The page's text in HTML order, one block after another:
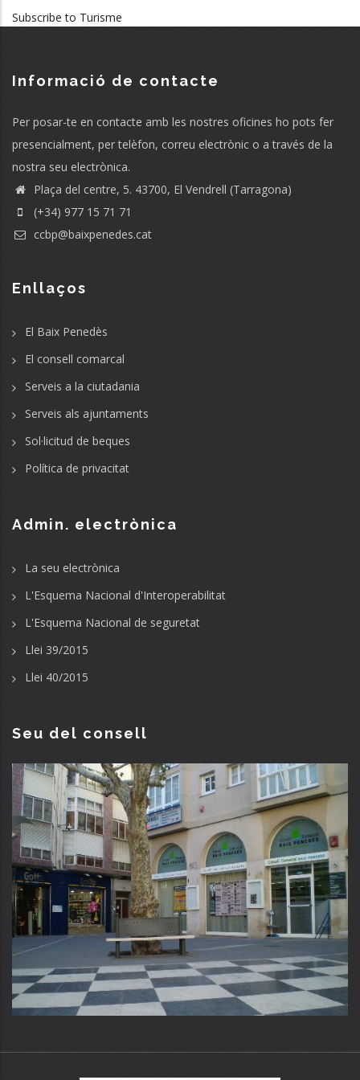
Subscribe to Turisme
Informació de contacte
Per posar-te en contacte amb les nostres oficines ho pots fer
presencialment, per telèfon, correu electrònic o a través de la
nostra seu electrònica.
Plaça del centre, 5. 43700, El Vendrell (Tarragona)
(+34) 977 15 71 71
ccbp@baixpenedes.cat
Enllaços
El Baix Penedès
El consell comarcal
Serveis a la ciutadania
Serveis als ajuntaments
Sol·licitud de beques
Política de privacitat
Admin. electrònica
La seu electrònica
L'Esquema Nacional d'Interoperabilitat
L'Esquema Nacional de seguretat
Llei 39/2015
Llei 40/2015
Seu del consell